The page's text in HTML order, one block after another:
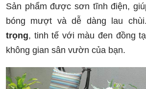
Sản phẩm được sơn tĩnh điện,
bóng mượt và dễ dàng lau
trọng, tinh tế với màu đen đồng
không gian sân vườn của bạn.